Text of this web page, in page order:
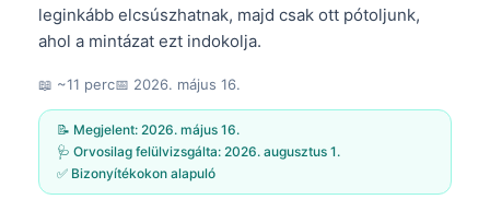
leginkább elcsúszhatnak, majd csak ott pótoljunk,
ahol a mintázat ezt indokolja.
📖 ~11 perc📅 2026. május 16.
📝 Megjelent: 2026. május 16.
🩺 Orvosilag felülvizsgálta: 2026. augusztus 1.
✅ Bizonyítékokon alapuló